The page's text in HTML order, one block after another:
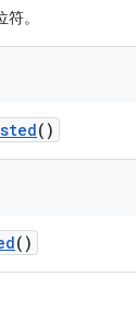
。
()
()